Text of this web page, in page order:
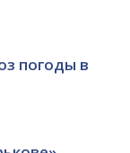
погоды в